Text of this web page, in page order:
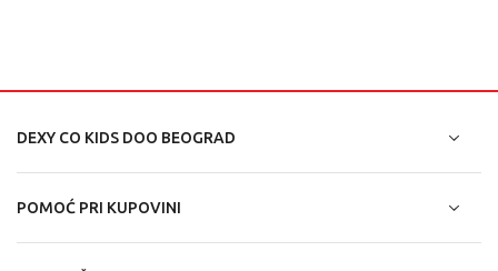
DEXY CO KIDS DOO BEOGRAD
POMOĆ PRI KUPOVINI